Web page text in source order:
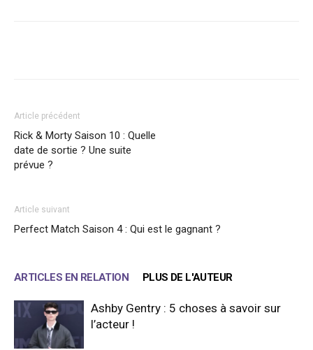
Article précédent
Rick & Morty Saison 10 : Quelle
date de sortie ? Une suite
prévue ?
Article suivant
Perfect Match Saison 4 : Qui est le gagnant ?
ARTICLES EN RELATION PLUS DE L'AUTEUR
Ashby Gentry : 5 choses à savoir sur
l’acteur !